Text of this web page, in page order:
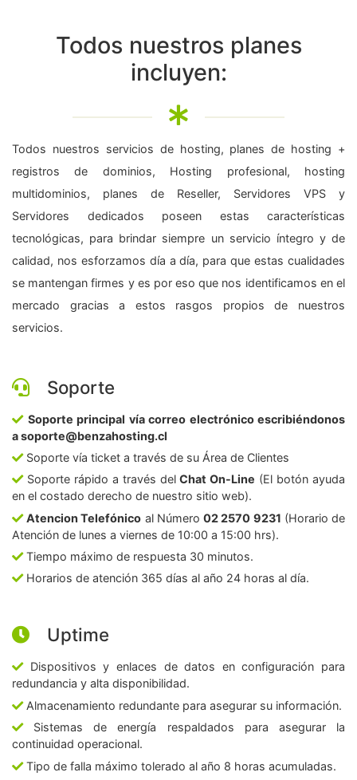
Todos nuestros planes
incluyen:
Todos nuestros servicios de hosting, planes de hosting +
registros de dominios, Hosting profesional, hosting
multidominios, planes de Reseller, Servidores VPS y
Servidores dedicados poseen estas características
tecnológicas, para brindar siempre un servicio íntegro y de
calidad, nos esforzamos día a día, para que estas cualidades
se mantengan firmes y es por eso que nos identificamos en el
mercado gracias a estos rasgos propios de nuestros
servicios.
Soporte
Soporte principal vía correo electrónico escribiéndonos
a soporte@benzahosting.cl
Soporte vía ticket a través de su Área de Clientes
Soporte rápido a través delChat On-Line (El botón ayuda
en el costado derecho de nuestro sitio web).
Atencion Telefónico al Número02 2570 9231 (Horario de
Atención de lunes a viernes de 10:00 a 15:00 hrs).
Tiempo máximo de respuesta 30 minutos.
Horarios de atención 365 días al año 24 horas al día.
Uptime
Dispositivos y enlaces de datos en configuración para
redundancia y alta disponibilidad.
Almacenamiento redundante para asegurar su información.
Sistemas de energía respaldados para asegurar la
continuidad operacional.
Tipo de falla máximo tolerado al año 8 horas acumuladas.